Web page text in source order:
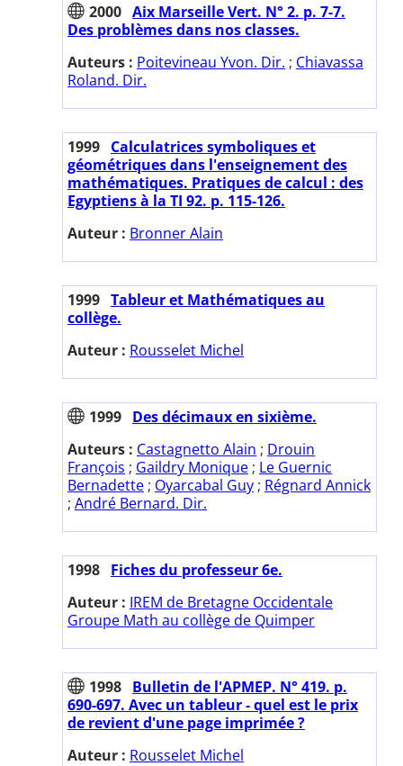
2000 Aix Marseille Vert. N° 2. p. 7-7.
Des problèmes dans nos classes.
Auteurs : Poitevineau Yvon. Dir. ; Chiavassa
Roland. Dir.
1999 Calculatrices symboliques et
géométriques dans l'enseignement des
mathématiques. Pratiques de calcul : des
Egyptiens à la TI 92. p. 115-126.
Auteur : Bronner Alain
1999 Tableur et Mathématiques au
collège.
Auteur : Rousselet Michel
1999 Des décimaux en sixième.
Auteurs : Castagnetto Alain ; Drouin
François ; Gaildry Monique ; Le Guernic
Bernadette ; Oyarcabal Guy ; Régnard Annick
; André Bernard. Dir.
1998 Fiches du professeur 6e.
Auteur : IREM de Bretagne Occidentale
Groupe Math au collège de Quimper
1998 Bulletin de l'APMEP. N° 419. p.
690-697. Avec un tableur - quel est le prix
de revient d'une page imprimée ?
Auteur : Rousselet Michel